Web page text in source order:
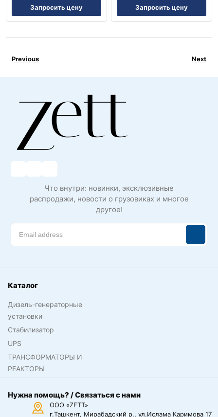
Запросить цену Запросить цену
Previous Next
Что внутри: новинки, эксклюзивные
распродажи, новости о грузовиках и многое
другое!
Каталог
Дизель-генераторные
установки
Стабилизатор
UPS
ТРАНСФОРМАТОРЫ И
РЕАКТОРЫ
Нужна помощь? / Связаться с нами
ООО «ZETT»
г.Ташкент, Мирабадский р., ул.Ислама Каримова 17